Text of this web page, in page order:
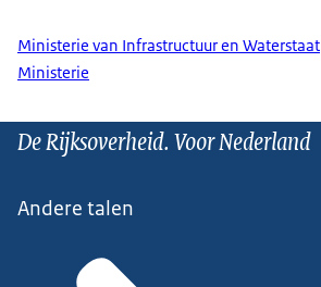
Ministerie van Infrastructuur en Waterstaat
Ministerie
De Rijksoverheid. Voor Nederland
Andere talen